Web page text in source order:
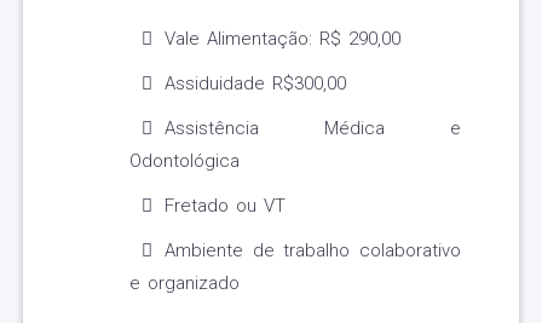
Vale Alimentação: R$ 290,00
Assiduidade R$300,00
Assistência Médica e
Odontológica
Fretado ou VT
Ambiente de trabalho colaborativo
e organizado